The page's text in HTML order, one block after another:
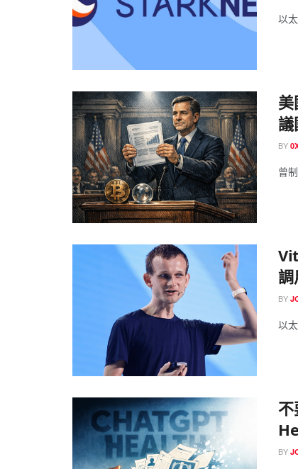
以
議
BY
曾
調
BY
以
BY